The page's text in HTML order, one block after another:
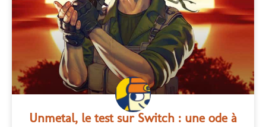
Unmetal, le test sur Switch : une ode à